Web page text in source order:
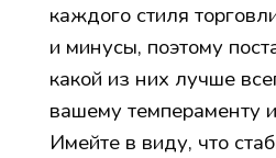
каждого стиля
и минусы, поэтому
какой из них лучше
вашему темпераменту
Имейте в виду, что